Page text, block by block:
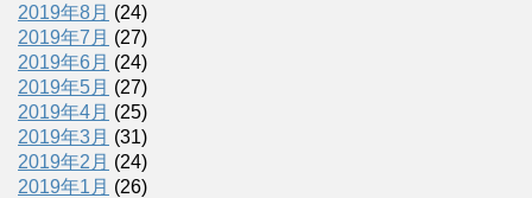
2019年8月 (24)
2019年7月 (27)
2019年6月 (24)
2019年5月 (27)
2019年4月 (25)
2019年3月 (31)
2019年2月 (24)
2019年1月 (26)